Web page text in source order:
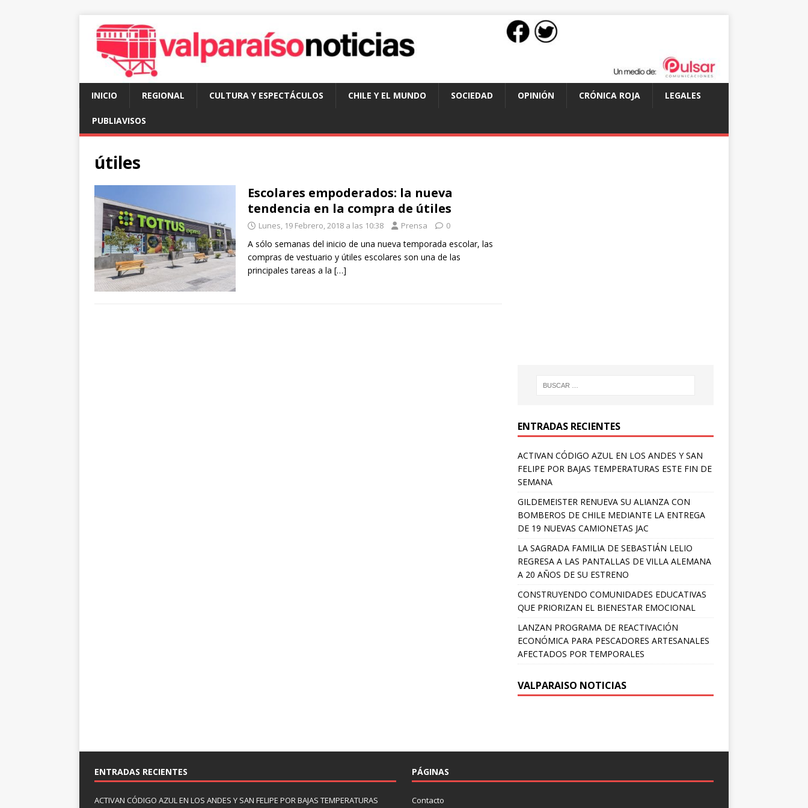
INICIO REGIONAL CULTURA Y ESPECTÁCULOS CHILE Y EL MUNDO SOCIEDAD OPINIÓN CRÓNICA ROJA LEGALES
PUBLIAVISOS
útiles
Escolares empoderados: la nueva
tendencia en la compra de útiles
Lunes, 19 Febrero, 2018 a las 10:38 Prensa 0
A sólo semanas del inicio de una nueva temporada escolar, las
compras de vestuario y útiles escolares son una de las
principales tareas a la […]
ENTRADAS RECIENTES
ACTIVAN CÓDIGO AZUL EN LOS ANDES Y SAN
FELIPE POR BAJAS TEMPERATURAS ESTE FIN DE
SEMANA
GILDEMEISTER RENUEVA SU ALIANZA CON
BOMBEROS DE CHILE MEDIANTE LA ENTREGA
DE 19 NUEVAS CAMIONETAS JAC
LA SAGRADA FAMILIA DE SEBASTIÁN LELIO
REGRESA A LAS PANTALLAS DE VILLA ALEMANA
A 20 AÑOS DE SU ESTRENO
CONSTRUYENDO COMUNIDADES EDUCATIVAS
QUE PRIORIZAN EL BIENESTAR EMOCIONAL
LANZAN PROGRAMA DE REACTIVACIÓN
ECONÓMICA PARA PESCADORES ARTESANALES
AFECTADOS POR TEMPORALES
VALPARAISO NOTICIAS
ENTRADAS RECIENTES
ACTIVAN CÓDIGO AZUL EN LOS ANDES Y SAN FELIPE POR BAJAS TEMPERATURAS
PÁGINAS
Contacto